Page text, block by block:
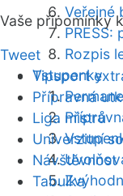
Veřejné
PRESS:
Rozpis
Vstupenky
Vaše připomínky
Tweet
Tipsport
Přípravná
Liga mistrů
Univerzitní
Návštěvnost
Tabulka